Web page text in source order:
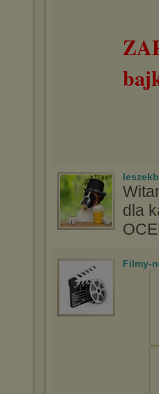
dla
Filmy-